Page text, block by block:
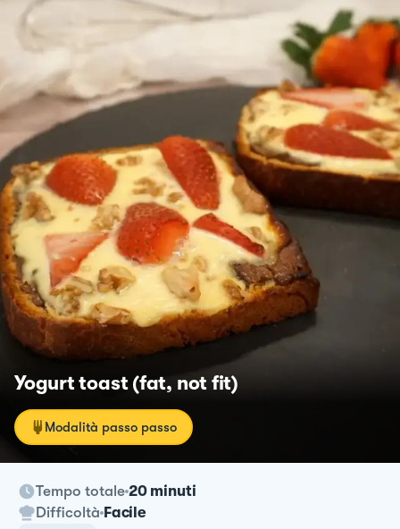
Yogurt toast (fat, not fit)
Modalità passo passo
Tempo totale 20 minuti
Difficoltà Facile